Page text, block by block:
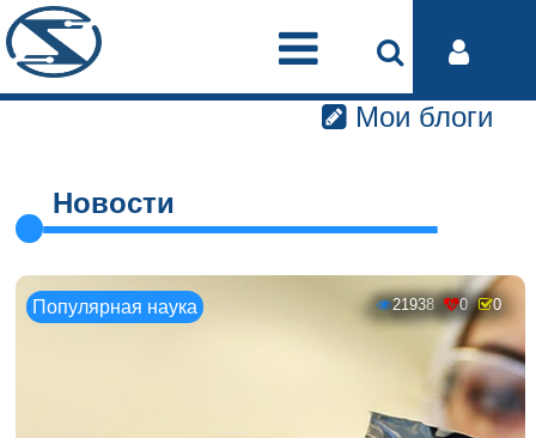
Мои блоги
Новости
Популярная наука 21938 0 0